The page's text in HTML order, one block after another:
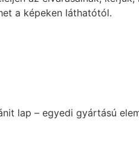
a képeken láthatótól.
lap – egyedi gyártású